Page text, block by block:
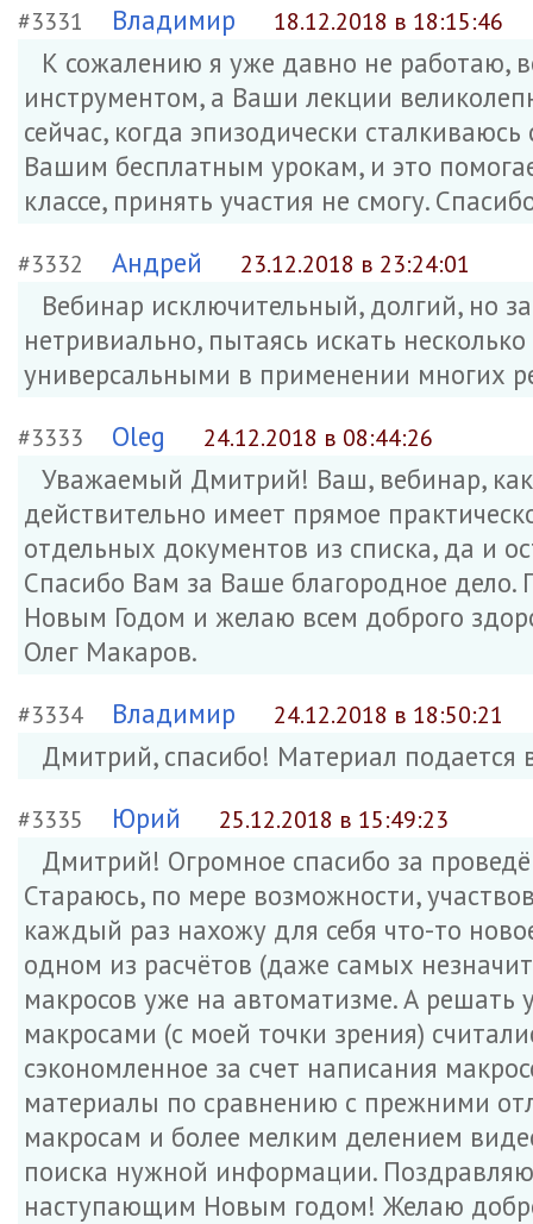
#3331 Владимир 18.12.2018 в 18:15:46
К сожалению я уже давно не работаю,
инструментом, а Ваши лекции
сейчас, когда эпизодически
Вашим бесплатным урокам, и это
классе, принять участия не смогу.
#3332 Андрей 23.12.2018 в 23:24:01
Вебинар исключительный, долгий, но
нетривиально, пытаясь искать
универсальными в применении многих
#3333 Oleg 24.12.2018 в 08:44:26
Уважаемый Дмитрий! Ваш, вебинар, как
действительно имеет прямое
отдельных документов из списка, да и
Спасибо Вам за Ваше благородное
Новым Годом и желаю всем доброго
Олег Макаров.
#3334 Владимир 24.12.2018 в 18:50:21
Дмитрий, спасибо! Материал подается
#3335 Юрий 25.12.2018 в 15:49:23
Дмитрий! Огромное спасибо за
Стараюсь, по мере возможности,
каждый раз нахожу для себя что-то
одном из расчётов (даже самых
макросов уже на автоматизме. А решать
макросами (с моей точки зрения)
сэкономленное за счет написания
материалы по сравнению с прежними
макросам и более мелким делением
поиска нужной информации.
наступающим Новым годом! Желаю